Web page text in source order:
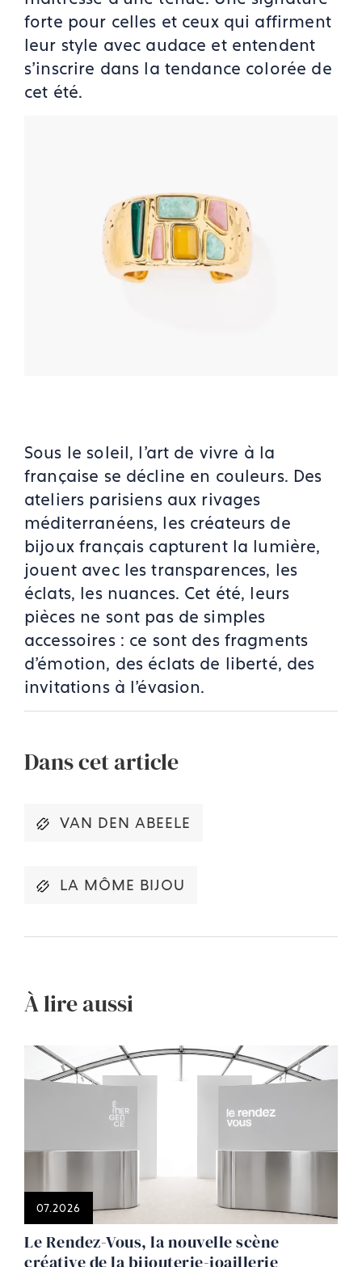
forte pour celles et ceux qui affirment
leur style avec audace et entendent
s’inscrire dans la tendance colorée de
cet été.
Sous le soleil, l’art de vivre à la
française se décline en couleurs. Des
ateliers parisiens aux rivages
méditerranéens, les créateurs de
bijoux français capturent la lumière,
jouent avec les transparences, les
éclats, les nuances. Cet été, leurs
pièces ne sont pas de simples
accessoires : ce sont des fragments
d’émotion, des éclats de liberté, des
invitations à l’évasion.
Dans cet article
VAN DEN ABEELE
LA MÔME BIJOU
À lire aussi
07.2026
Le Rendez-Vous, la nouvelle scène
créative de la bijouterie-joaillerie